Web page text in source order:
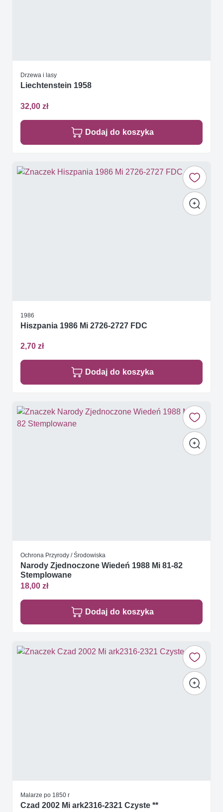
Drzewa i lasy
Liechtenstein 1958
32,00 zł
Dodaj do koszyka
1986
Hiszpania 1986 Mi 2726-2727 FDC
2,70 zł
Dodaj do koszyka
Ochrona Przyrody / Środowiska
Narody Zjednoczone Wiedeń 1988 Mi 81-82
Stemplowane
18,00 zł
Dodaj do koszyka
Malarze po 1850 r
Czad 2002 Mi ark2316-2321 Czyste **